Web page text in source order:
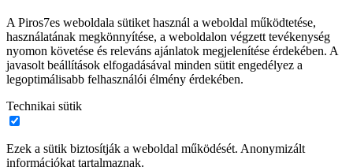
A Piros7es weboldala sütiket használ a weboldal működtetése,
használatának megkönnyítése, a weboldalon végzett tevékenység
nyomon követése és releváns ajánlatok megjelenítése érdekében. A
javasolt beállítások elfogadásával minden sütit engedélyez a
legoptimálisabb felhasználói élmény érdekében.
Technikai sütik
Ezek a sütik biztosítják a weboldal működését. Anonymizált
információkat tartalmaznak.